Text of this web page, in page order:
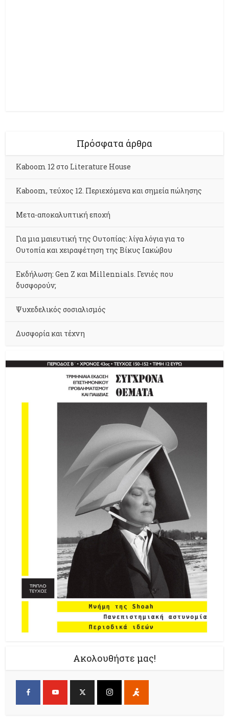
Πρόσφατα άρθρα
Kaboom 12 στο Literature House
Kaboom, τεύχος 12. Περιεχόμενα και σημεία πώλησης
Μετα-αποκαλυπτική εποχή
Για μια μαιευτική της Ουτοπίας: λίγα λόγια για το
Ουτοπία και χειραφέτηση της Βίκυς Ιακώβου
Εκδήλωση: Gen Z και Millennials. Γενιές που
δυσφορούν;
Ψυχεδελικός σοσιαλισμός
Δυσφορία και τέχνη
Ακολουθήστε μας!